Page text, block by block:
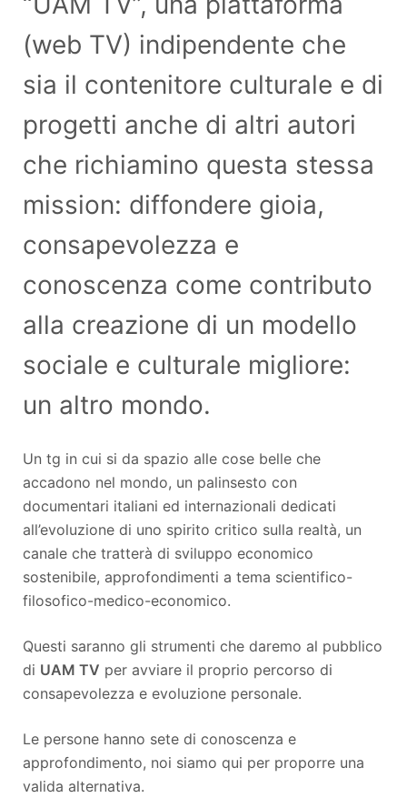
(web TV) indipendente che
sia il contenitore culturale e di
progetti anche di altri autori
che richiamino questa stessa
mission: diffondere gioia,
consapevolezza e
conoscenza come contributo
alla creazione di un modello
sociale e culturale migliore:
un altro mondo.
Un tg in cui si da spazio alle cose belle che
accadono nel mondo, un palinsesto con
documentari italiani ed internazionali dedicati
all’evoluzione di uno spirito critico sulla realtà, un
canale che tratterà di sviluppo economico
sostenibile, approfondimenti a tema scientifico-
filosofico-medico-economico.
Questi saranno gli strumenti che daremo al pubblico
di UAM TV per avviare il proprio percorso di
consapevolezza e evoluzione personale.
Le persone hanno sete di conoscenza e
approfondimento, noi siamo qui per proporre una
valida alternativa.